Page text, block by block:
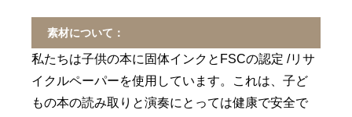
素材について：
私たちは子供の本に固体インクとFSCの認定 /リサ
イクルペーパーを使用しています。これは、子ど
もの本の読み取りと演奏にとっては健康で安全で